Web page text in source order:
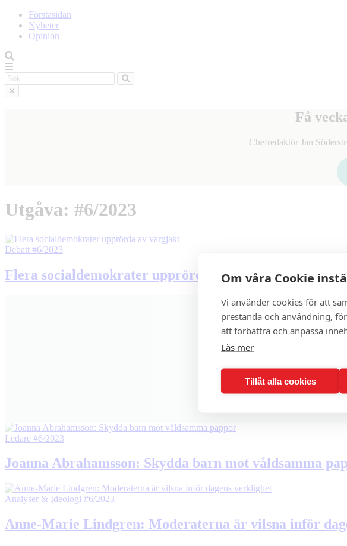
Om våra Cookie
Vi använder cookies för att
prestanda och användning,
att förbättra och anpassa
Läs mer
Tillåt alla cookies
Förstasidan
Nyheter
Opinion
Sök
Få
Chefredaktör Jan
Utgåva: #6/2023
Debatt #6/2023
Flera socialdemokrater upprörda av vargjakt
1
Ledare #6/2023
Joanna Abrahamsson: Skydda barn mot våldsamma
Analyser & Ideologi #6/2023
Anne-Marie Lindgren: Moderaterna är vilsna inför